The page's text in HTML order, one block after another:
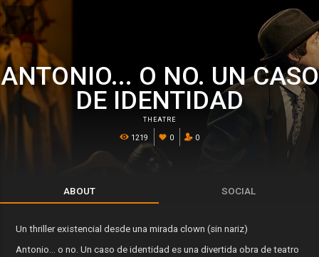
ANTONIO... O NO. UN CASO
DE IDENTIDAD
THEATRE
1219 0 0
ABOUT SOCIAL
Un thriller existencial desde una mirada clown (sin nariz)
Antonio... o no. Un caso de identidad es una divertida obra de teatro